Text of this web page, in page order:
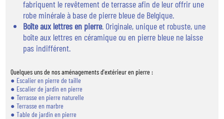
fabriquent le revêtement de terrasse afin de leur offrir une
robe minérale à base de pierre bleue de Belgique.
Boîte aux lettres en pierre. Originale, unique et robuste, une
boîte aux lettres en céramique ou en pierre bleue ne laisse
pas indifférent.
Quelques uns de nos aménagements d'extérieur en pierre :
Escalier en pierre de taille
Escalier de jardin en pierre
Terrasse en pierre naturelle
Terrasse en marbre
Table de jardin en pierre